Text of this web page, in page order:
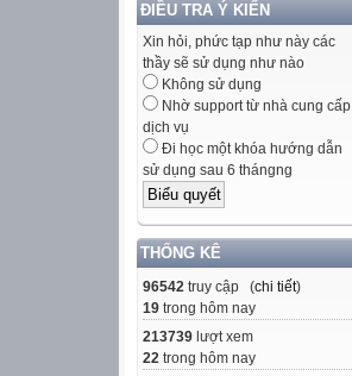
ĐIỀU TRA Ý KIẾN
Xin hỏi, phức tạp như này các
thầy sẽ sử dụng như nào
Không sử dụng
Nhờ support từ nhà cung cấp
dịch vụ
Đi học một khóa hướng dẫn
sử dụng sau 6 thángng
THỐNG KÊ
96542 truy cập (chi tiết)
19 trong hôm nay
213739 lượt xem
22 trong hôm nay